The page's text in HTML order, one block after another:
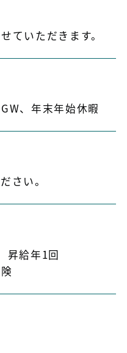
ていただきます。
、年末年始休暇
さい。
昇給年1回